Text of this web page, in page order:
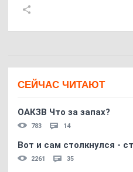
СЕЙЧАС ЧИТАЮТ
ОАКЗВ Что за запах?
783 14
Вот и сам столкнулся -
2261 35